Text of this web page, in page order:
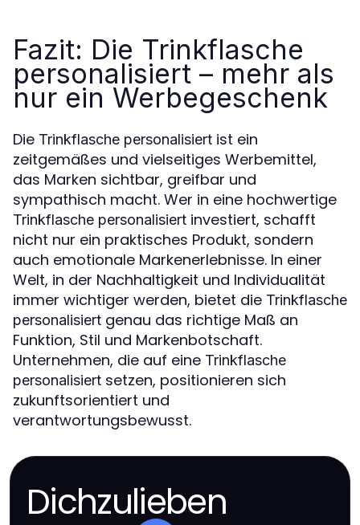
Fazit: Die Trinkflasche
personalisiert – mehr als
nur ein Werbegeschenk
Die Trinkflasche personalisiert ist ein
zeitgemäßes und vielseitiges Werbemittel,
das Marken sichtbar, greifbar und
sympathisch macht. Wer in eine hochwertige
Trinkflasche personalisiert investiert, schafft
nicht nur ein praktisches Produkt, sondern
auch emotionale Markenerlebnisse. In einer
Welt, in der Nachhaltigkeit und Individualität
immer wichtiger werden, bietet die Trinkflasche
personalisiert genau das richtige Maß an
Funktion, Stil und Markenbotschaft.
Unternehmen, die auf eine Trinkflasche
personalisiert setzen, positionieren sich
zukunftsorientiert und
verantwortungsbewusst.
Dichzulieben